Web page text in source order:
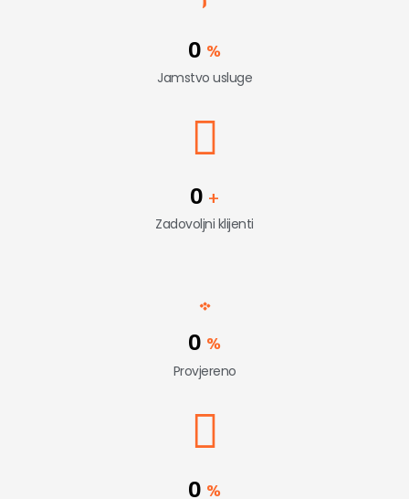
0 %
Jamstvo usluge
0 +
Zadovoljni klijenti
0 %
Provjereno
0 %